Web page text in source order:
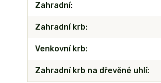
Zahradní
Zahradní krb
Venkovní krb
Zahradní krb na dřevěné uhlí